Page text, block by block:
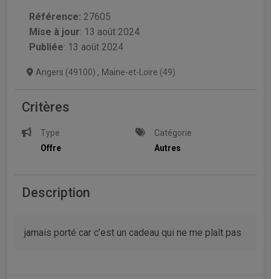
Référence: 27605
Mise à jour: 13 août 2024
Publiée: 13 août 2024
Angers (49100) , Maine-et-Loire (49)
Critères
Type
Offre
Catégorie
Autres
Description
jamais porté car c’est un cadeau qui ne me plaît pas